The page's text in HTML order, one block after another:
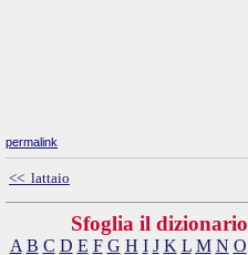
permalink
<< lattaio
Sfoglia il dizionario
A B C D E F G H I J K L M N O